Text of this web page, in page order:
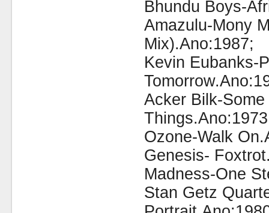
Bhundu Boys-
Amazulu-Mony
Mix).Ano:1987;
Kevin Eubanks-
Acker Bilk-
Ozone-Walk
Genesis-
Madness-One
Stan Getz